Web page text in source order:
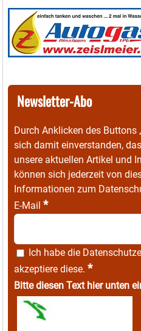
Newsletter-Abo
Durch Anklicken des Buttons
sich damit einverstanden,
unsere aktuellen Artikel und
können sich jederzeit von
Informationen zum
E-Mail *
Ich habe die
akzeptiere diese. *
Bitte diesen Text hier unten